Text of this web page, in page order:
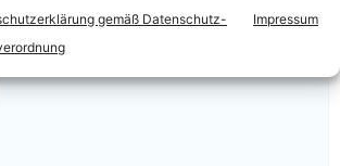
gemäß Datenschutz-
Impressum